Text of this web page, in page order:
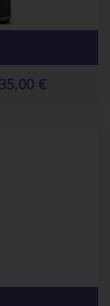
35,00 €